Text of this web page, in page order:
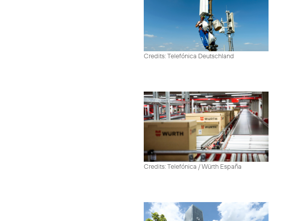
Credits: Telefónica Deutschland
Credits: Telefónica / Würth España